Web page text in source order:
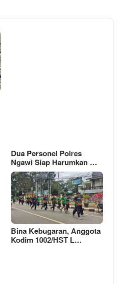
Dua Personel Polres
Ngawi Siap Harumkan …
Bina Kebugaran, Anggota
Kodim 1002/HST L…